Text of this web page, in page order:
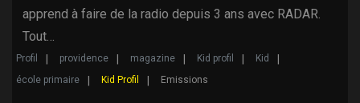
apprend à faire de la radio depuis 3 ans avec RADAR.
Tout…
Profil providence magazine Kid profil
Kid
école primaire
Kid Profil Emissions